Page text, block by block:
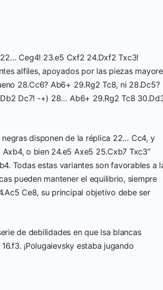
Ceg4! 23.e5 Cxf2 24.Dxf2 Txc3!
alfiles, apoyados por las piezas
28.Cc6? Ab6+ 29.Rg2 Tc8, ni 28.Dc5?
Dc7! -+) 28… Ab6+ 29.Rg2 Tc8
disponen de la réplica 22… Cc4, y
o bien 24.e5 Axe5 25.Cxb7 Txc3”
Todas estas variantes son favorables a
pueden mantener el equilibrio, siempre
Ce8, su principal objetivo debe ser
de debilidades en que lsa blancas
¡Polugaievsky estaba jugando